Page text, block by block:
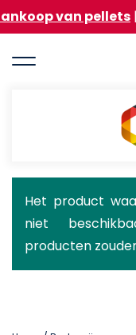
Overslaan
en
de
pellets|ℹ️ Neem
Groupasol
Het product
niet
producten